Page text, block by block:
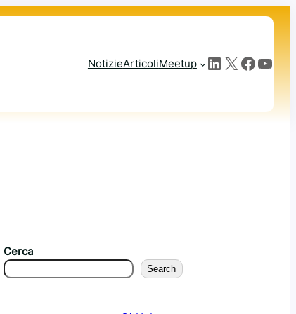
NotizieArticoliMeetup LinkedIn X Facebook YouTube
Cerca
Search